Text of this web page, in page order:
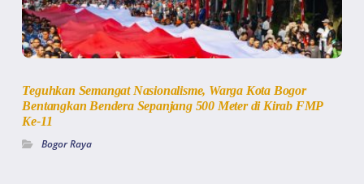
Teguhkan Semangat Nasionalisme, Warga Kota Bogor
Bentangkan Bendera Sepanjang 500 Meter di Kirab FMP
Ke-11
Bogor Raya